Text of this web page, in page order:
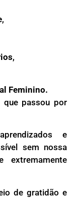
,
,
Feminino.
que passou por
e
sem nossa
extremamente
de gratidão e